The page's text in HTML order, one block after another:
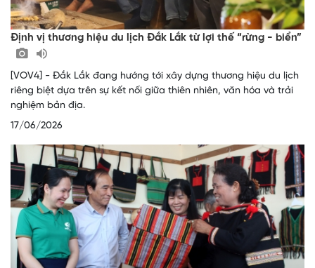
Định vị thương hiệu du lịch Đắk Lắk từ lợi thế “rừng - biển”
[VOV4] - Đắk Lắk đang hướng tới xây dựng thương hiệu du lịch
riêng biệt dựa trên sự kết nối giữa thiên nhiên, văn hóa và trải
nghiệm bản địa.
17/06/2026